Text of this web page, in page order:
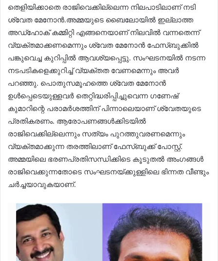
തെളിയിക്കാതെ രാജിവെക്കില്ലെന്ന നിലപാടിലാണ് നടി
ശ്വേത മേനോൻ.അമ്മയുടെ ബൈലോയിൽ ഇല്ലാത്ത
അഡ്ഹോക് കമ്മിറ്റി എങ്ങനെയാണ് നിലവിൽ വന്നതെന്ന്
വ്യക്തമാക്കണമെന്നും ശ്വേത മേനോൻ ഫേസ്ബുക്കിൽ
പങ്കുവെച്ച കുറിപ്പിൽ ആവശ്യപ്പെട്ടു. സംഘടനയിൽ നടന്ന
നടപടികളെക്കുറിച്ച് വ്യക്തത വേണമെന്നും അവർ
പറഞ്ഞു. പൊതുസമൂഹത്തെ ശ്വേത മേനോൻ
ഉൾപ്പെടെയുള്ളവർ തെറ്റിദ്ധരിപ്പിച്ചുവെന്ന ഗണേഷ്
കുമാറിന്റെ പരാമർശത്തിന് പിന്നാലെയാണ് ശ്വേതയുടെ
പ്രതികരണം. ആരോപണങ്ങൾക്കിടയിൽ
രാജിവെക്കില്ലെന്നും സത്യം പുറത്തുവരണമെന്നും
വ്യക്തമാക്കുന്ന തരത്തിലാണ് ഫേസ്ബുക്ക് പോസ്റ്റ്.
അമ്മയിലെ ഭരണപ്രതിസന്ധിക്കിടെ കൂടുതൽ അംഗങ്ങൾ
രാജിവെക്കുന്നതോടെ സംഘടനയ്ക്കുള്ളിലെ ഭിന്നത വീണ്ടും
ചർച്ചയാവുകയാണ്.